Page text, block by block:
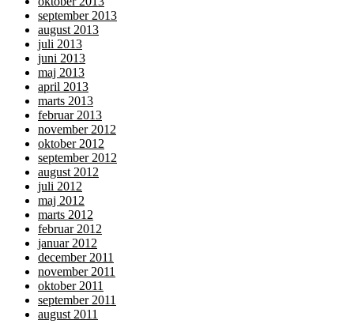
september 2013
august 2013
juli 2013
juni 2013
maj 2013
april 2013
marts 2013
februar 2013
november 2012
oktober 2012
september 2012
august 2012
juli 2012
maj 2012
marts 2012
februar 2012
januar 2012
december 2011
november 2011
oktober 2011
september 2011
august 2011